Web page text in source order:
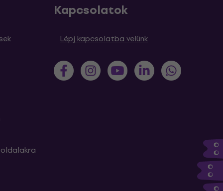
Kapcsolatok
Lépj kapcsolatba velünk